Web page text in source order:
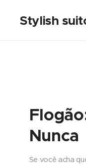
Stylish
Nunca
Se você acha